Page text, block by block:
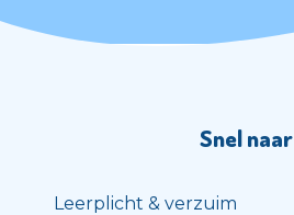
Snel naar
Leerplicht & verzuim